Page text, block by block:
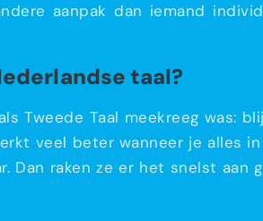
aanpak dan iemand
taal?
Tweede Taal meekreeg was:
veel beter wanneer je alles
Dan raken ze er het snelst aan